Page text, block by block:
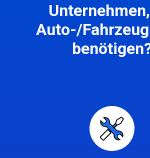
Auto-/